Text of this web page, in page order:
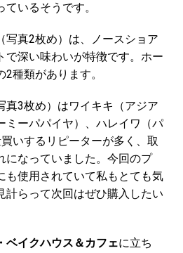
いるそうです。
（写真2枚め）は、ノースショア
で深い味わいが特徴です。ホー
種類があります。
真3枚め）はワイキキ（アジア
ミーパパイヤ）、ハレイワ（パ
いするリピーターが多く、取
になっていました。今回のプ
も使用されていて私もとても気
計らって次回はぜひ購入したい
ベイクハウス＆カフェに立ち